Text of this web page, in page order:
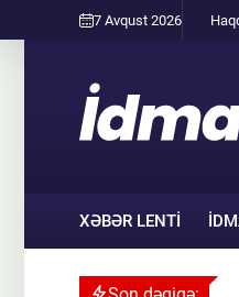
7 Avqust 2026
XƏBƏR LENTİ